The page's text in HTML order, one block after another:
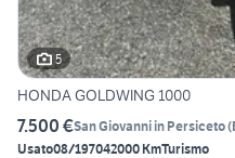
5
HONDA GOLDWING 1000
7.500 €San Giovanni in Persiceto(
Usato08/197042000 KmTurismo